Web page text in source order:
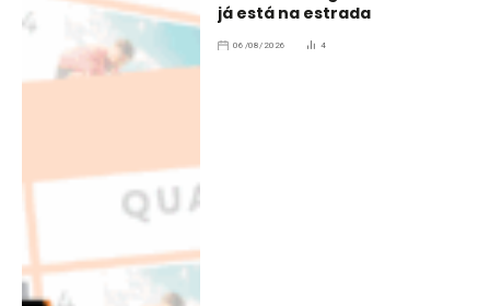
já está na estrada
06/08/2026 4